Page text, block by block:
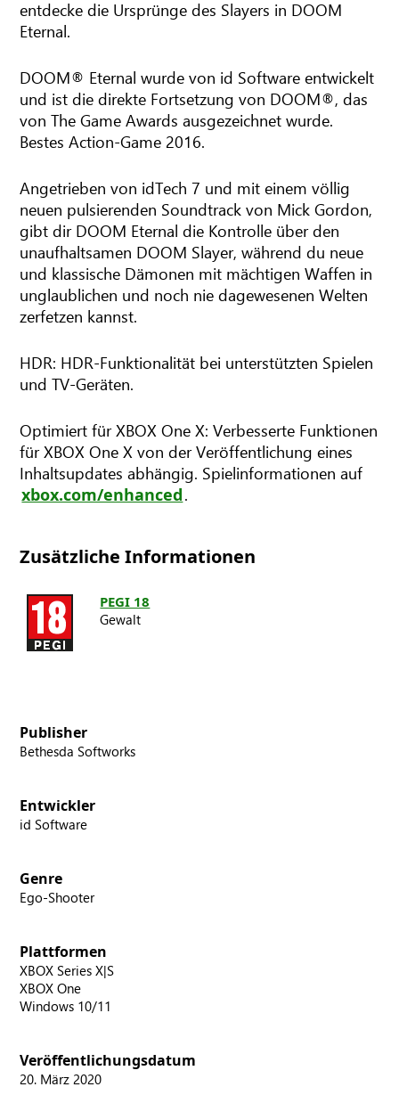
entdecke die Ursprünge des Slayers in DOOM
Eternal.
DOOM® Eternal wurde von id Software entwickelt
und ist die direkte Fortsetzung von DOOM®, das
von The Game Awards ausgezeichnet wurde.
Bestes Action-Game 2016.
Angetrieben von idTech 7 und mit einem völlig
neuen pulsierenden Soundtrack von Mick Gordon,
gibt dir DOOM Eternal die Kontrolle über den
unaufhaltsamen DOOM Slayer, während du neue
und klassische Dämonen mit mächtigen Waffen in
unglaublichen und noch nie dagewesenen Welten
zerfetzen kannst.
HDR: HDR-Funktionalität bei unterstützten Spielen
und TV-Geräten.
Optimiert für XBOX One X: Verbesserte Funktionen
für XBOX One X von der Veröffentlichung eines
Inhaltsupdates abhängig. Spielinformationen auf
xbox.com/enhanced.
Zusätzliche Informationen
PEGI 18
Gewalt
Publisher
Bethesda Softworks
Entwickler
id Software
Genre
Ego-Shooter
Plattformen
XBOX Series X|S
XBOX One
Windows 10/11
Veröffentlichungsdatum
20. März 2020